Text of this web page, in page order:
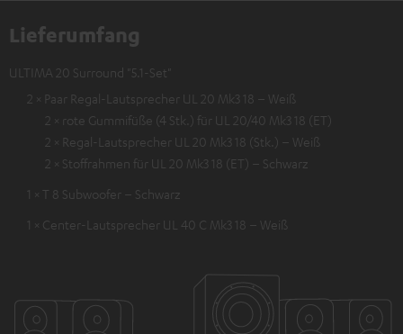
Lieferumfang
ULTIMA 20 Surround "5.1-Set"
2 × Paar Regal-Lautsprecher UL 20 Mk3 18 – Weiß
2 × rote Gummifüße (4 Stk.) für UL 20/40 Mk3 18 (ET)
2 × Regal-Lautsprecher UL 20 Mk3 18 (Stk.) – Weiß
2 × Stoffrahmen für UL 20 Mk3 18 (ET) – Schwarz
1 × T 8 Subwoofer – Schwarz
1 × Center-Lautsprecher UL 40 C Mk3 18 – Weiß